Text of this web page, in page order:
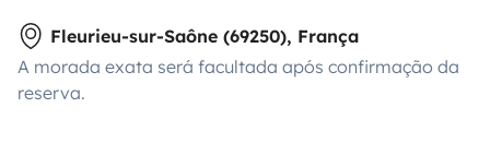
Fleurieu-sur-Saône (69250), França
A morada exata será facultada após confirmação da
reserva.